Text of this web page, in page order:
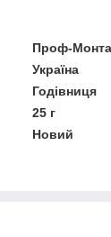
Проф-
Україна
Годівниця
25 г
Новий